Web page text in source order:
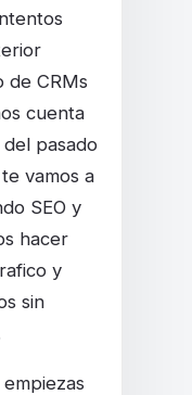
de CRMs
cuenta
pasado
vamos a
SEO y
hacer
y
sin